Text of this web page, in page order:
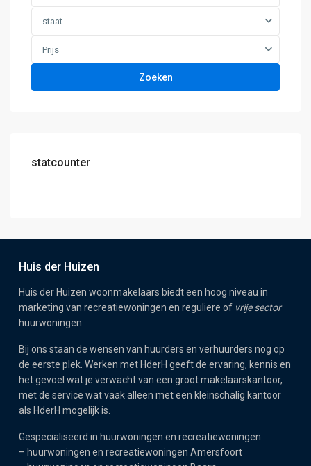
staat
Prijs
Zoeken
statcounter
Huis der Huizen
Huis der Huizen woonmakelaars biedt een hoog niveau in
marketing van recreatiewoningen en reguliere of vrije sector
huurwoningen.
Bij ons staan de wensen van huurders en verhuurders nog op
de eerste plek. Werken met HderH geeft de ervaring, kennis en
het gevoel wat je verwacht van een groot makelaarskantoor,
met de service wat vaak alleen met een kleinschalig kantoor
als HderH mogelijk is.
Gespecialiseerd in huurwoningen en recreatiewoningen:
– huurwoningen en recreatiewoningen Amersfoort